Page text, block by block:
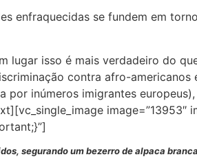
enfraquecidas se fundem em
lugar isso é mais verdadeiro do
contra afro-americanos
inúmeros imigrantes
image=”13953″
segurando um bezerro de alpaca